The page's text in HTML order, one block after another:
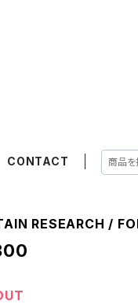
CONTACT
RESEARCH /